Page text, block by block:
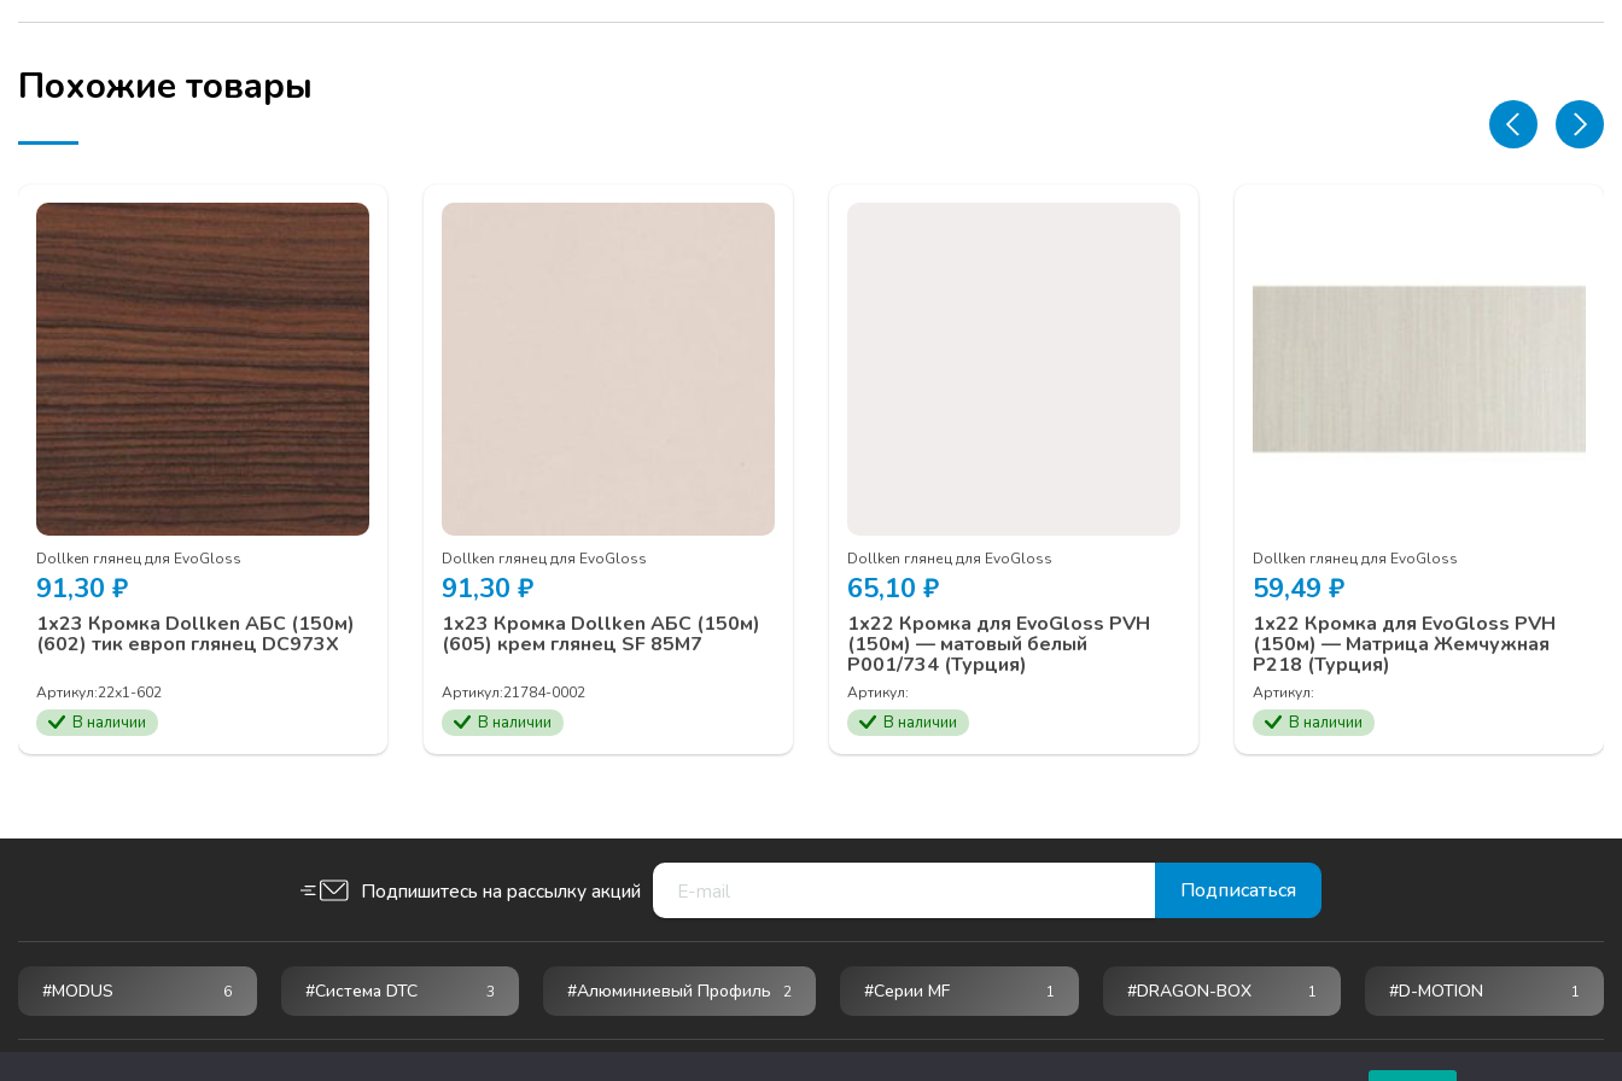
Похожие товары
Dollken глянец для EvoGloss
91,30 ₽
1х23 Кромка Dollken АБС (150м)
(602) тик европ глянец DC973X
Артикул:22х1-602
В наличии
Dollken глянец для EvoGloss
91,30 ₽
1х23 Кромка Dollken АБС (150м)
(605) крем глянец SF 85М7
Артикул:21784-0002
В наличии
Dollken глянец для EvoGloss
65,10 ₽
1х22 Кромка для EvoGloss PVH
(150м) — матовый белый
P001/734 (Турция)
Артикул:
В наличии
Dollken глянец для EvoGloss
59,49 ₽
1х22 Кромка для EvoGloss PVH
(150м) — Матрица Жемчужная
Р218 (Турция)
Артикул:
В наличии
Подпишитесь на рассылку акций
#MODUS 6 #Система DTC 3 #Алюминиевый Профиль 2 #серии MF 1 #DRAGON-BOX 1 #D-MOTION 1